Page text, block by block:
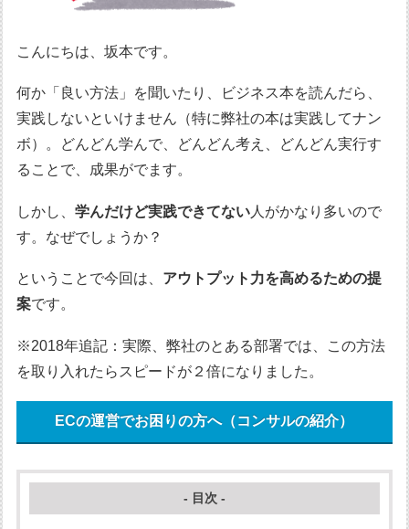
こんにちは、坂本です。
何か「良い方法」を聞いたり、ビジネス本を読んだら、
実践しないといけません（特に弊社の本は実践してナン
ボ）。どんどん学んで、どんどん考え、どんどん実行す
ることで、成果がでます。
しかし、学んだけど実践できてない 人がかなり多いので
す。なぜでしょうか？
ということで今回は、 アウトプット力を高めるための提
案です。
※2018年追記：実際、弊社のとある部署では、この方法
を取り入れたらスピードが２倍になりました。
ECの運営でお困りの方へ（コンサルの紹介）
- 目次 -